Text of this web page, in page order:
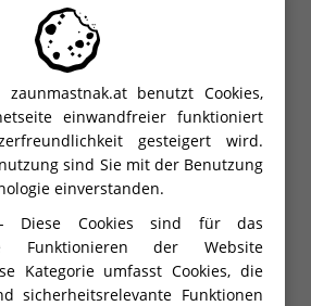
benutzt Cookies,
einwandfreier funktioniert
gesteigert wird.
sind Sie mit der Benutzung
einverstanden.
Diese Cookies sind für das
Funktionieren der Website
Kategorie umfasst Cookies, die
sicherheitsrelevante Funktionen